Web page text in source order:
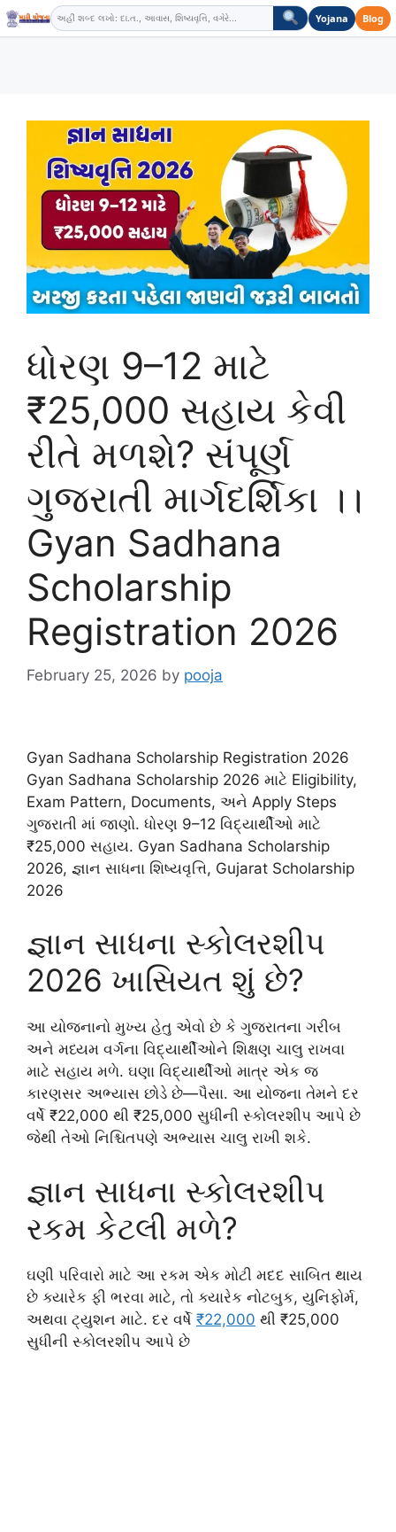
Yojana Blog
Skip
to
ધોરણ 9–12 માટે
₹25,000 સહાય કેવી
રીતે મળશે? સંપૂર્ણ
ગુજરાતી માર્ગદર્શિકા ।।
Gyan Sadhana
Scholarship
Registration 2026
February 25, 2026 by pooja
Gyan Sadhana Scholarship Registration 2026
Gyan Sadhana Scholarship 2026 માટે Eligibility,
Exam Pattern, Documents, અને Apply Steps
ગુજરાતી માં જાણો. ધોરણ 9–12 વિદ્યાર્થીઓ માટે
₹25,000 સહાય. Gyan Sadhana Scholarship
2026, જ્ઞાન સાધના શિષ્યવૃત્તિ, Gujarat Scholarship
2026
જ્ઞાન સાધના સ્કોલરશીપ
2026 ખાસિયત શું છે?
આ યોજનાનો મુખ્ય હેતુ એવો છે કે ગુજરાતના ગરીબ
અને મધ્યમ વર્ગના વિદ્યાર્થીઓને શિક્ષણ ચાલુ રાખવા
માટે સહાય મળે. ઘણા વિદ્યાર્થીઓ માત્ર એક જ
કારણસર અભ્યાસ છોડે છે—પૈસા. આ યોજના તેમને દર
વર્ષે ₹22,000 થી ₹25,000 સુધીની સ્કોલરશીપ આપે છે
જેથી તેઓ નિશ્ચિતપણે અભ્યાસ ચાલુ રાખી શકે.
જ્ઞાન સાધના સ્કોલરશીપ
રકમ કેટલી મળે?
ઘણી પરિવારો માટે આ રકમ એક મોટી મદદ સાબિત થાય
છે ક્યારેક ફી ભરવા માટે, તો ક્યારેક નોટબુક, યુનિફોર્મ,
અથવા ટ્યુશન માટે. દર વર્ષે ₹22,000 થી ₹25,000
સુધીની સ્કોલરશીપ આપે છે